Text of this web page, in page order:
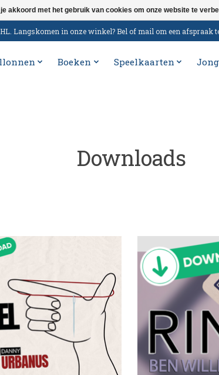
Langskomen in onze winkel? Bel of mail om een afspraak
Boeken Speelkaarten
Downloads
akkoord met het gebruik van cookies om onze website te